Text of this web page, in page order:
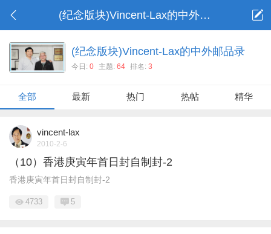
(纪念版块)Vincent-Lax的中外邮品录
(纪念版块)Vincent-Lax的中外邮品录
今日: 0 主题: 64 排名: 3
全部 最新 热门 热帖 精华
vincent-lax
2010-2-6
（10）香港庚寅年首日封自制封-2
香港庚寅年首日封自制封-2
4733 5